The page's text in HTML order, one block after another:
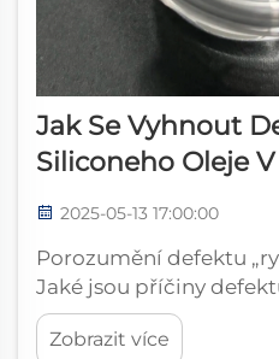
Jak Se Vyhnout
Siliconeho Oleje
2025-05-13 17:00:00
Porozumění defektu
Jaké jsou příčiny
rybí oko vznikají, když
nanesením laku nebo
Zobrazit více